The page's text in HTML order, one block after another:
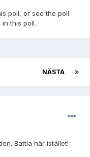
poll, or see the poll
this poll.
NÄSTA
Battla här istället!